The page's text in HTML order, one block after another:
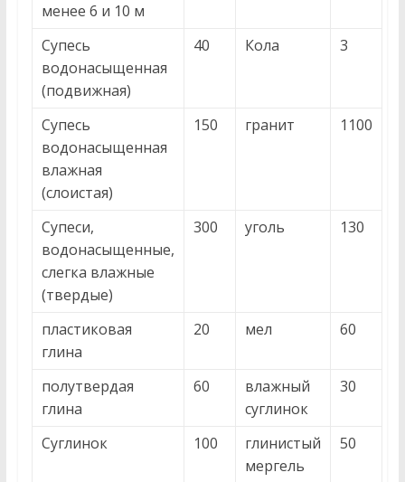
менее 6 и 10 м
Супесь
водонасыщенная
(подвижная)
40 Кола 3
Супесь
водонасыщенная
влажная
(слоистая)
150 гранит 1100
Супеси,
водонасыщенные,
слегка влажные
(твердые)
300 уголь 130
пластиковая
глина
20 мел 60
полутвердая
глина
60
влажный
суглинок
30
Суглинок 100
глинистый
мергель
50